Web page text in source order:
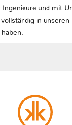
Ingenieure und mit
in unseren